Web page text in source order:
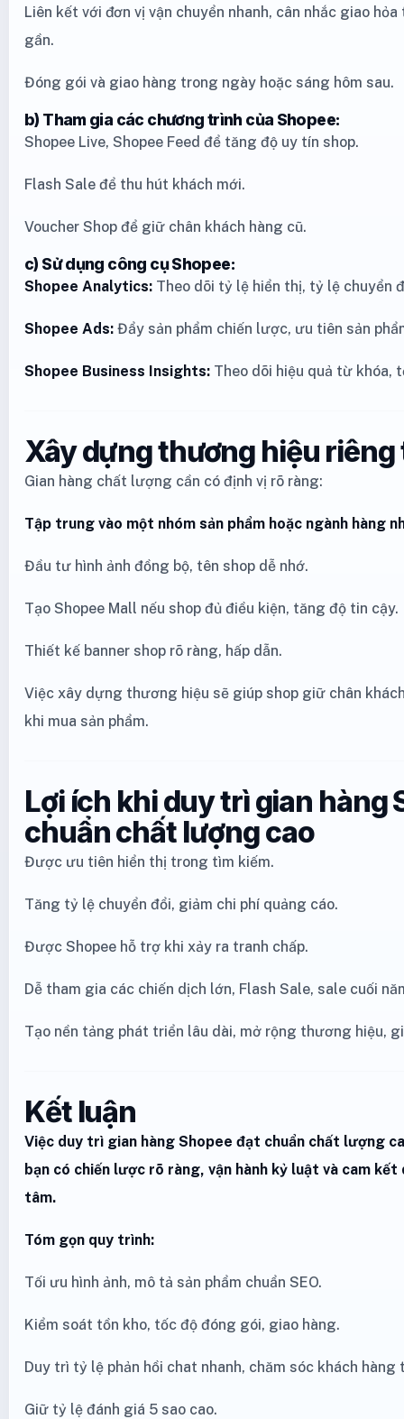
Liên kết với đơn vị vận chuyển nhanh, cân nhắc giao
gần.
Đóng gói và giao hàng trong ngày hoặc sáng hôm sau.
b) Tham gia các chương trình của Shopee:
Shopee Live, Shopee Feed để tăng độ uy tín shop.
Flash Sale để thu hút khách mới.
Voucher Shop để giữ chân khách hàng cũ.
c) Sử dụng công cụ Shopee:
Shopee Analytics: Theo dõi tỷ lệ hiển thị, tỷ lệ chuyển
Shopee Ads: Đẩy sản phẩm chiến lược, ưu tiên sản
Shopee Business Insights: Theo dõi hiệu quả từ khóa,
Xây dựng thương hiệu riêng
Gian hàng chất lượng cần có định vị rõ ràng:
Tập trung vào một nhóm sản phẩm hoặc ngành hàng
Đầu tư hình ảnh đồng bộ, tên shop dễ nhớ.
Tạo Shopee Mall nếu shop đủ điều kiện, tăng độ tin cậy.
Thiết kế banner shop rõ ràng, hấp dẫn.
Việc xây dựng thương hiệu sẽ giúp shop giữ chân
khi mua sản phẩm.
Lợi ích khi duy trì gian hàng
chuẩn chất lượng cao
Được ưu tiên hiển thị trong tìm kiếm.
Tăng tỷ lệ chuyển đổi, giảm chi phí quảng cáo.
Được Shopee hỗ trợ khi xảy ra tranh chấp.
Dễ tham gia các chiến dịch lớn, Flash Sale, sale cuối
Tạo nền tảng phát triển lâu dài, mở rộng thương hiệu,
Kết luận
Việc duy trì gian hàng Shopee đạt chuẩn chất lượng
bạn có chiến lược rõ ràng, vận hành kỷ luật và cam kết
tâm.
Tóm gọn quy trình:
Tối ưu hình ảnh, mô tả sản phẩm chuẩn SEO.
Kiểm soát tồn kho, tốc độ đóng gói, giao hàng.
Duy trì tỷ lệ phản hồi chat nhanh, chăm sóc khách hàng
Giữ tỷ lệ đánh giá 5 sao cao.